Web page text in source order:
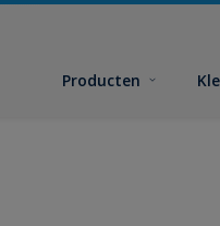
Producten